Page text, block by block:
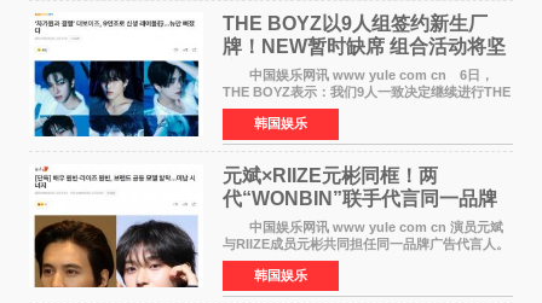
THE BOYZ以9人组签约新生厂
牌！NEW暂时缺席 组合活动将坚
定不移继续
中国娱乐网讯 www yule com cn 6日，
THE BOYZ表示：我们9人一致决定继续进行THE
BOYZ组合活动，并且已经完成了组合团体活动
签约。目前正在新生厂牌下进行活动准备。尚未
离开THE BOYZ原所
韩国娱乐
元斌×RIIZE元彬同框！两
代“WONBIN”联手代言同一品牌
颜值天花板合体
中国娱乐网讯 www yule com cn 演员元斌
与RIIZE成员元彬共同担任同一品牌广告代言人。
6日据独家报道，继演员元斌之后，RIIZE元彬最
近也被选为某在线中介平台A公司的共同广告代言
人，两人将作
韩国娱乐